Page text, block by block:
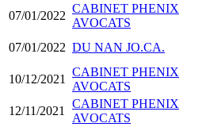
07/01/2022
CABINET PHENIX
AVOCATS
07/01/2022 DU NAN JO.CA.
10/12/2021
CABINET PHENIX
AVOCATS
12/11/2021
CABINET PHENIX
AVOCATS